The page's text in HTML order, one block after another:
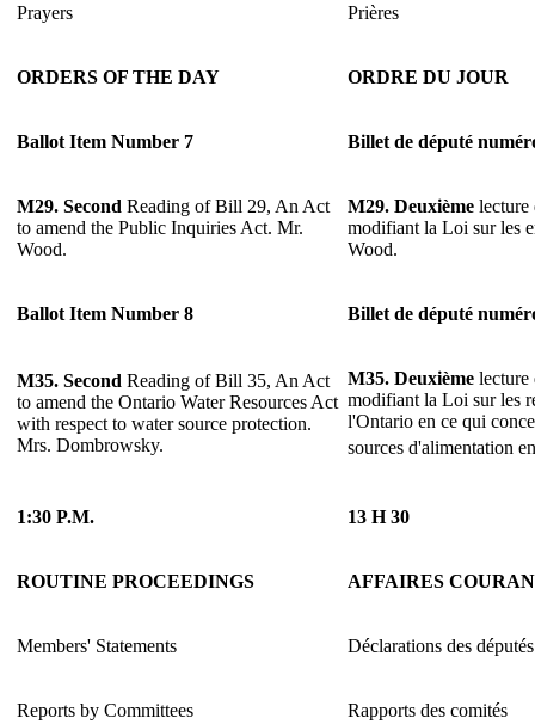
Prayers Prières
ORDERS OF THE DAY ORDRE DU JOUR
Ballot Item Number 7 Billet de député
M29. Second Reading of Bill 29, An Act
to amend the Public Inquiries Act. Mr.
Wood.
M29. Deuxième
modifiant la Loi sur les
Wood.
Ballot Item Number 8 Billet de député
M35. Second Reading of Bill 35, An Act
to amend the Ontario Water Resources Act
with respect to water source protection.
Mrs. Dombrowsky.
M35. Deuxième
modifiant la Loi sur les
l'Ontario en ce qui
sources d'alimentation
1:30 P.M. 13 H 30
ROUTINE PROCEEDINGS AFFAIRES
Members' Statements Déclarations des députés
Reports by Committees Rapports des comités